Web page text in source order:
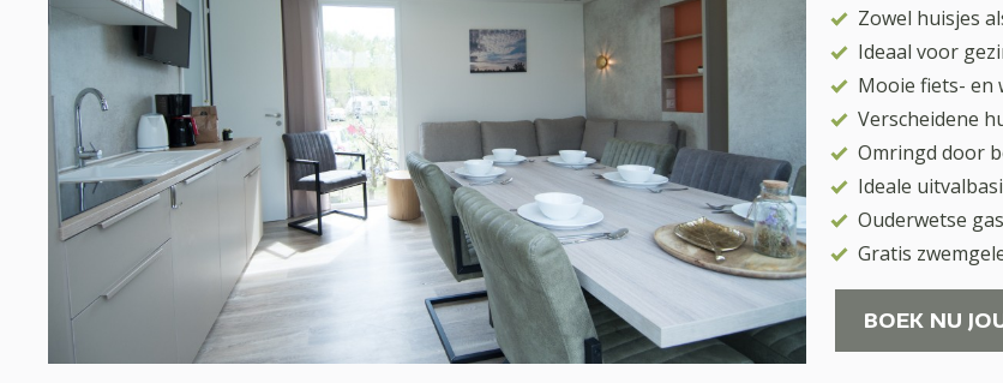
Zowel huisjes
Ideaal voor
Mooie fiets- en
Verscheidene
Omringd door
Ideale
Ouderwetse
Gratis
BOEK NU